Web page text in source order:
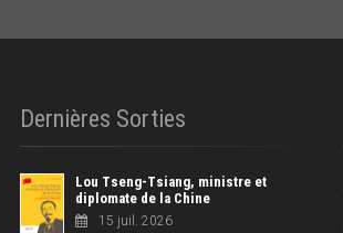
Dernières Sorties
Lou Tseng-Tsiang, ministre et
diplomate de la Chine
15 juil. 2026